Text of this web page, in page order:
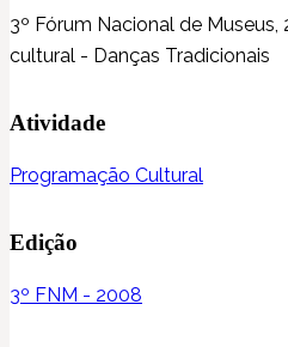
3º Fórum Nacional de
cultural - Danças Tradicionais
Atividade
Programação Cultural
Edição
3º FNM - 2008